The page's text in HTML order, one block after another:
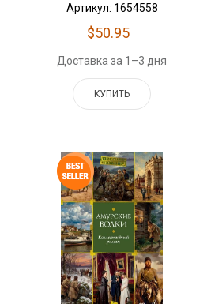
Артикул: 1654558
$50.95
Доставка за 1–3 дня
КУПИТЬ